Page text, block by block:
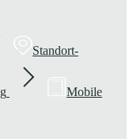
Standort-
Mobile